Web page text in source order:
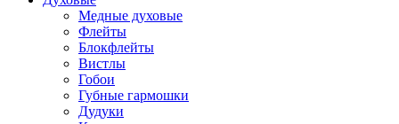
Медные духовые
Флейты
Блокфлейты
Вистлы
Гобои
Губные гармошки
Дудуки